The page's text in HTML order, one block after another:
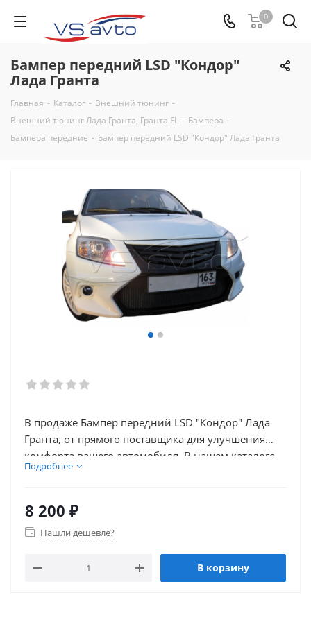
0
Бампер передний LSD "Кондор"
Лада Гранта
Главная - Каталог - Внешний тюнинг -
Внешний тюнинг Лада Гранта, Гранта FL - Бампера -
Бампера передние - Бампер передний LSD "Кондор" Лада Гранта
В продаже Бампер передний LSD "Кондор" Лада
Гранта, от прямого поставщика для улучшения
комфорта вашего автомобиля. В нашем каталоге
так же присутствует множество товаров для
Подробнее
8 200 ₽
Нашли дешевле?
В корзину